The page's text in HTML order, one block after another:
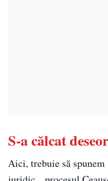
S-a călcat
Aici, trebuie să